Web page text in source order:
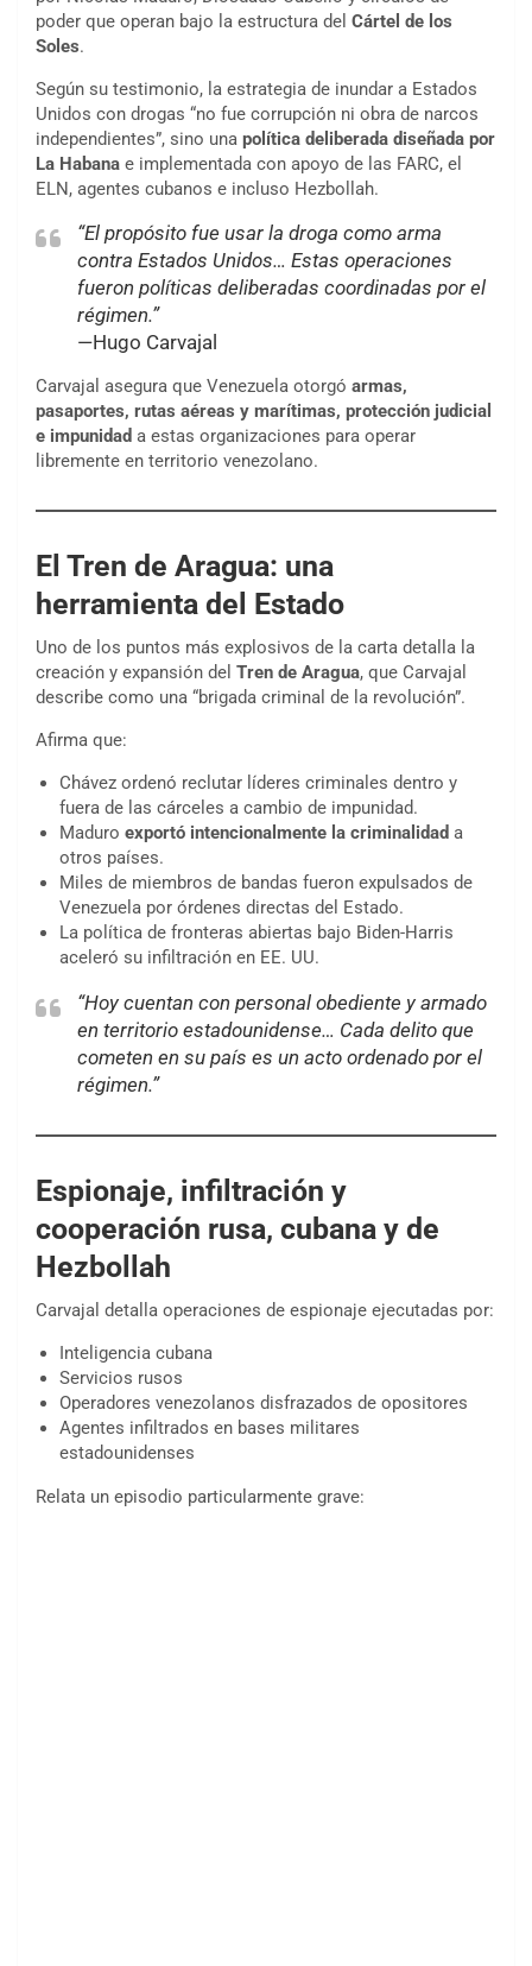
poder que operan bajo la estructura del Cártel de los
Soles.
Según su testimonio, la estrategia de inundar a Estados
Unidos con drogas “no fue corrupción ni obra de narcos
independientes”, sino una política deliberada diseñada por
La Habana e implementada con apoyo de las FARC, el
ELN, agentes cubanos e incluso Hezbollah.
“El propósito fue usar la droga como arma
contra Estados Unidos… Estas operaciones
fueron políticas deliberadas coordinadas por el
régimen.”
—Hugo Carvajal
Carvajal asegura que Venezuela otorgó armas,
pasaportes, rutas aéreas y marítimas, protección judicial
e impunidad a estas organizaciones para operar
libremente en territorio venezolano.
El Tren de Aragua: una
herramienta del Estado
Uno de los puntos más explosivos de la carta detalla la
creación y expansión del Tren de Aragua, que Carvajal
describe como una “brigada criminal de la revolución”.
Afirma que:
Chávez ordenó reclutar líderes criminales dentro y
fuera de las cárceles a cambio de impunidad.
Maduro exportó intencionalmente la criminalidad a
otros países.
Miles de miembros de bandas fueron expulsados de
Venezuela por órdenes directas del Estado.
La política de fronteras abiertas bajo Biden-Harris
aceleró su infiltración en EE. UU.
“Hoy cuentan con personal obediente y armado
en territorio estadounidense… Cada delito que
cometen en su país es un acto ordenado por el
régimen.”
Espionaje, infiltración y
cooperación rusa, cubana y de
Hezbollah
Carvajal detalla operaciones de espionaje ejecutadas por:
Inteligencia cubana
Servicios rusos
Operadores venezolanos disfrazados de opositores
Agentes infiltrados en bases militares
estadounidenses
Relata un episodio particularmente grave: